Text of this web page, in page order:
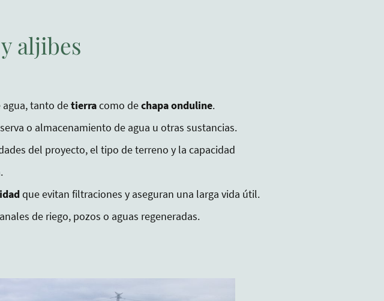
aljibes
tanto detierracomo dechapa onduline.
o almacenamiento de agua u otras sustancias.
del proyecto, el tipo de terreno y la capacidad
que evitan filtraciones y aseguran una larga vida útil.
de riego, pozos o aguas regeneradas.